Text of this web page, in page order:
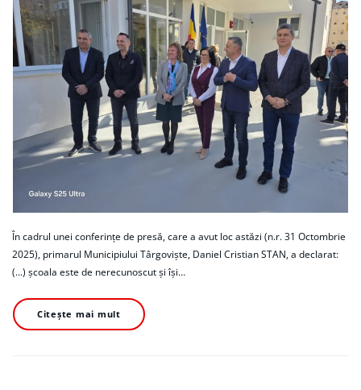
În cadrul unei conferințe de presă, care a avut loc astăzi (n.r. 31 Octombrie
2025), primarul Municipiului Târgoviște, Daniel Cristian STAN, a declarat:
(...) școala este de nerecunoscut și își…
Citește mai mult